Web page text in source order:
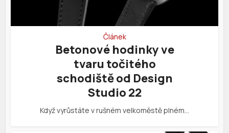
Článek
Betonové hodinky ve
tvaru točitého
schodiště od Design
Studio 22
Když vyrůstáte v rušném velkoměstě plném…